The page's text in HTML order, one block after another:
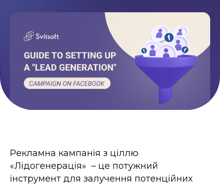
Політика приватності
Рекламна кампанія з ціллю
«Лідогенерація» – це потужний
інструмент для залучення потенційних